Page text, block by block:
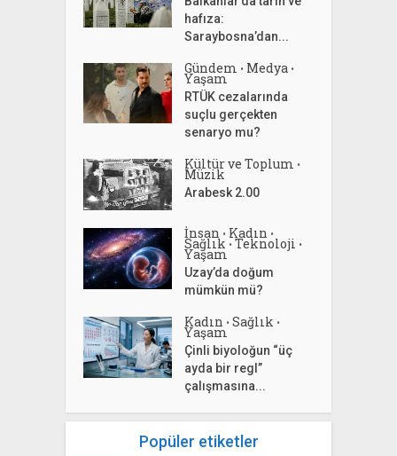
hafıza:
Saraybosna’dan...
Gündem • Medya •
Yaşam
RTÜK cezalarında
suçlu gerçekten
senaryo mu?
Kültür ve Toplum •
Müzik
Arabesk 2.00
İnsan • Kadın •
Sağlık • Teknoloji •
Yaşam
Uzay’da doğum
mümkün mü?
Kadın • Sağlık •
Yaşam
Çinli biyoloğun “üç
ayda bir regl”
çalışmasına...
Popüler etiketler